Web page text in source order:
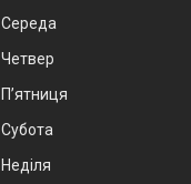
Середа
Четвер
Пʼятниця
Субота
Неділя